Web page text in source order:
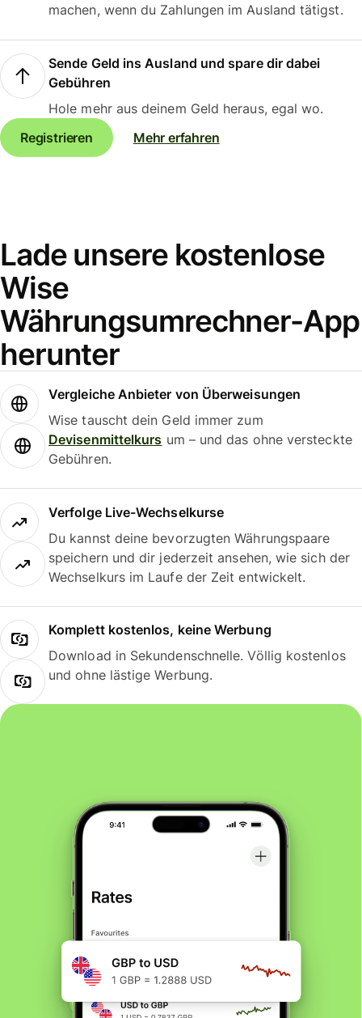
machen, wenn du Zahlungen im Ausland tätigst.
Sende Geld ins Ausland und spare dir dabei
Gebühren
Hole mehr aus deinem Geld heraus, egal wo.
Registrieren
Mehr erfahren
Lade unsere kostenlose
Wise
Währungsumrechner-App
herunter
Vergleiche Anbieter von Überweisungen
Wise tauscht dein Geld immer zum
Devisenmittelkurs um – und das ohne versteckte
Gebühren.
Verfolge Live-Wechselkurse
Du kannst deine bevorzugten Währungspaare
speichern und dir jederzeit ansehen, wie sich der
Wechselkurs im Laufe der Zeit entwickelt.
Komplett kostenlos, keine Werbung
Download in Sekundenschnelle. Völlig kostenlos
und ohne lästige Werbung.